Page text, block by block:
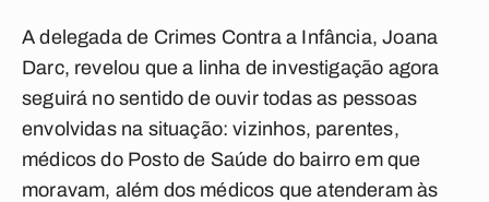
A delegada de Crimes Contra a Infância, Joana
Darc, revelou que a linha de investigação agora
seguirá no sentido de ouvir todas as pessoas
envolvidas na situação: vizinhos, parentes,
médicos do Posto de Saúde do bairro em que
moravam, além dos médicos que atenderam às